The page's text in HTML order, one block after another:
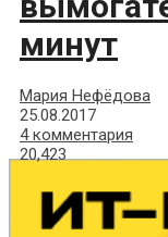
минут
Мария Нефёдова
25.08.2017
4 комментария
20,423